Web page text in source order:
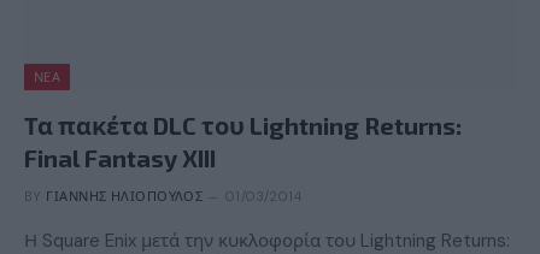
ΝΈΑ
Τα πακέτα DLC του Lightning Returns:
Final Fantasy XIII
BY ΓΙΆΝΝΗΣ ΗΛΙΌΠΟΥΛΟΣ 01/03/2014
Η Square Enix μετά την κυκλοφορία του Lightning Returns: